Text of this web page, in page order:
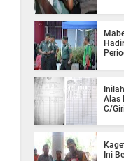
Alas
C/
Ini